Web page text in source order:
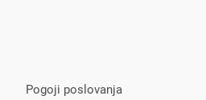
Pogoji poslovanja